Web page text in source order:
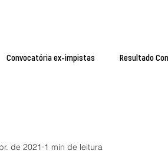
Convocatória ex-impistas Resultado
de 2021 1 min de leitura